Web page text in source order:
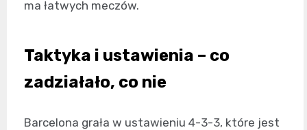
ma łatwych meczów.
Taktyka i ustawienia – co
zadziałało, co nie
Barcelona grała w ustawieniu 4-3-3, które jest